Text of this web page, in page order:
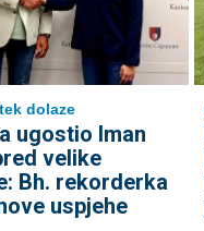
dolaze
ugostio Iman
velike
Bh. rekorderka
uspjehe